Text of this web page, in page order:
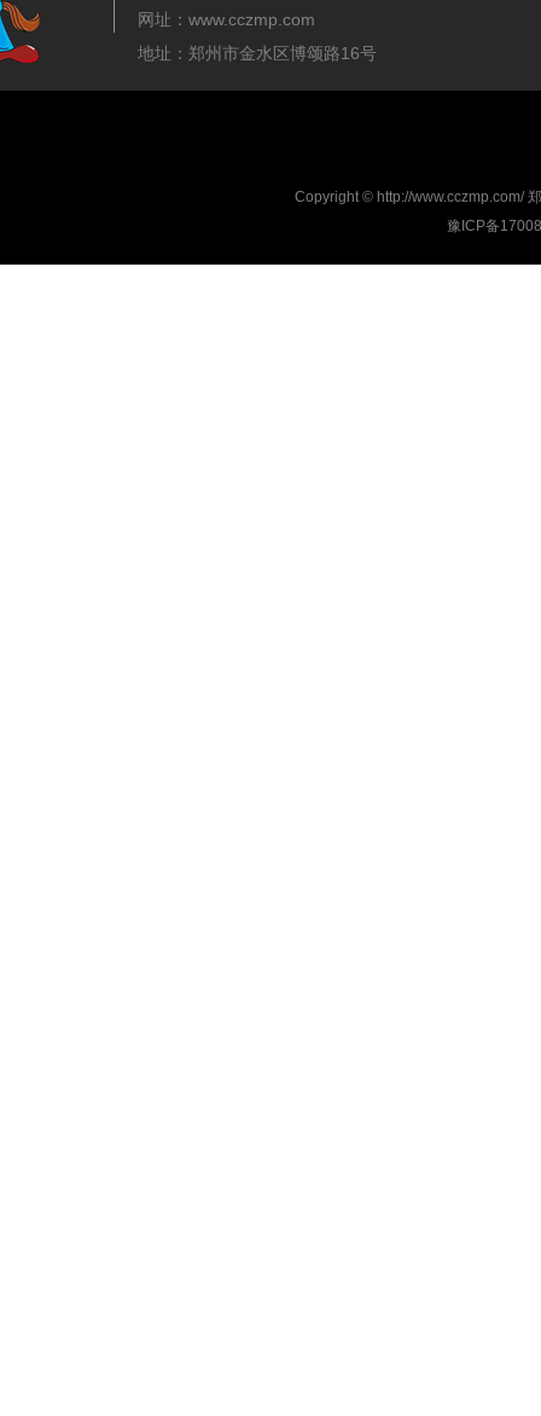
网址：www.cczmp.com
地址：郑州市金水区博颂路16号
Copyright © http://www.cczmp.com/
豫ICP备